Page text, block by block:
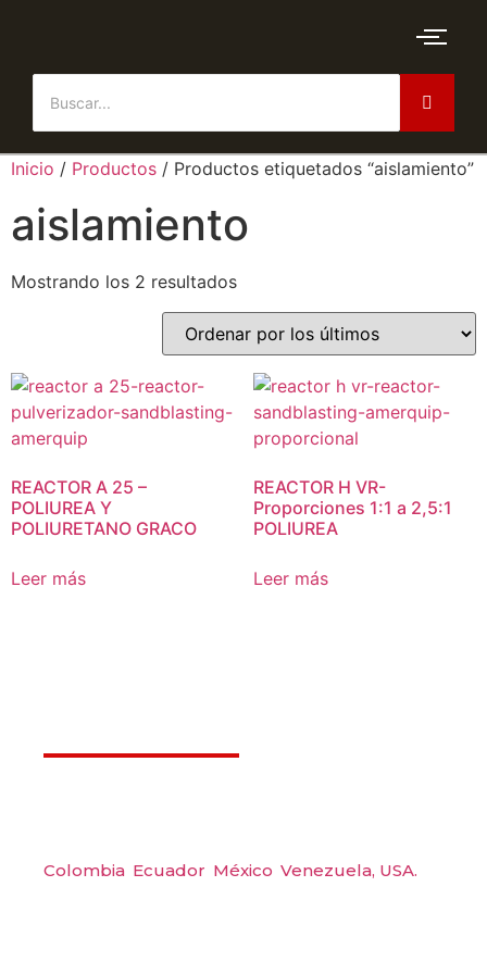
Inicio / Productos / Productos etiquetados “aislamiento”
aislamiento
Mostrando los 2 resultados
REACTOR A 25 –
POLIUREA Y
POLIURETANO GRACO
Leer más
REACTOR H VR-
Proporciones 1:1 a 2,5:1
POLIUREA
Leer más
Colombia Ecuador México Venezuela, USA.